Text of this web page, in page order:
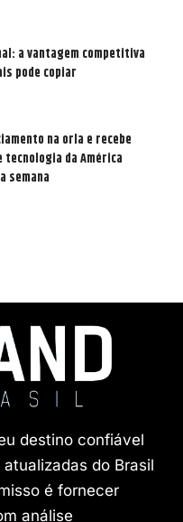
a vantagem competitiva
pode copiar
na orla e recebe
tecnologia da América
semana
destino confiável
do Brasil
é fornecer
análise